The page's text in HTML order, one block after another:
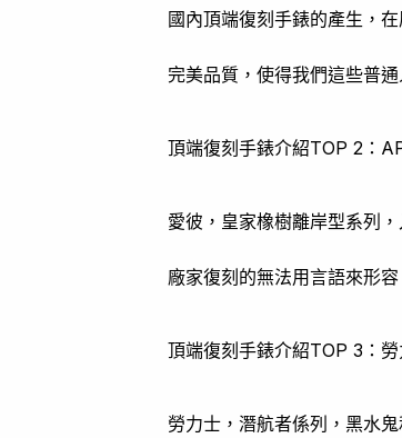
國內頂端復刻手錶的產生，
完美品質，使得我們這些普
頂端復刻手錶介紹TOP 2：
愛彼，皇家橡樹離岸型系列
廠家復刻的無法用言語來形
頂端復刻手錶介紹TOP 3：
勞力士，潛航者係列，黑水